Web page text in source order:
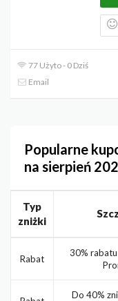
77 Użyto - 0 Dziś
Email
Popularne
na sierpień
Typ
zniżki
Rabat
30%
Do 40%